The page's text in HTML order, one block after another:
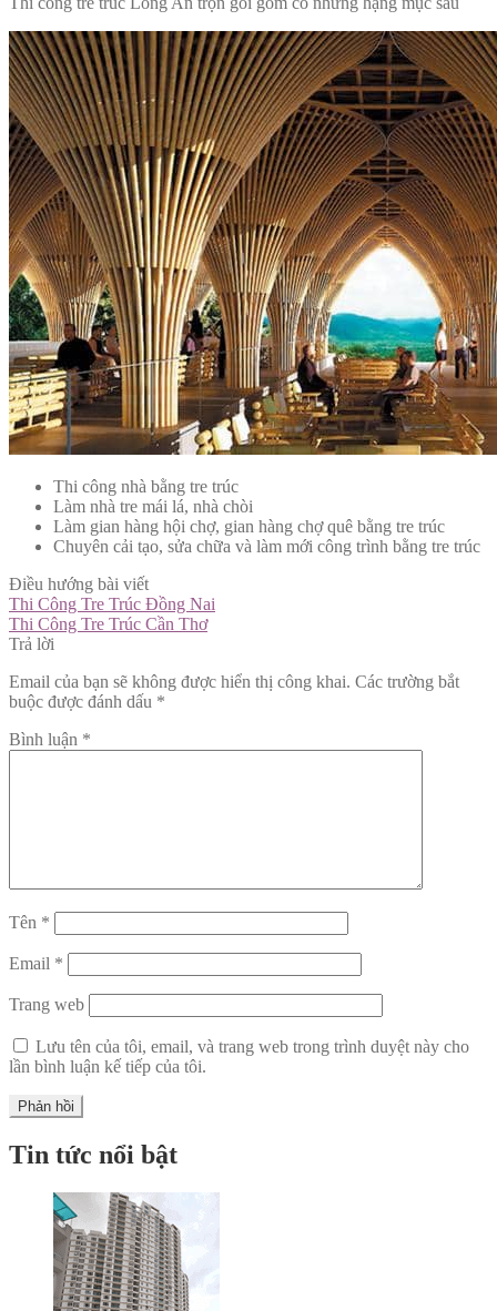
Thi công nhà bằng tre trúc
Làm nhà tre mái lá, nhà chòi
Làm gian hàng hội chợ, gian hàng chợ quê bằng tre trúc
Chuyên cải tạo, sửa chữa và làm mới công trình bằng tre trúc
Điều hướng bài viết
Thi Công Tre Trúc Đồng Nai
Thi Công Tre Trúc Cần Thơ
Trả lời
Email của bạn sẽ không được hiển thị công khai. Các trường bắt
buộc được đánh dấu *
Bình luận *
Tên *
Email *
Trang web
Lưu tên của tôi, email, và trang web trong trình duyệt này cho
lần bình luận kế tiếp của tôi.
Tin tức nổi bật